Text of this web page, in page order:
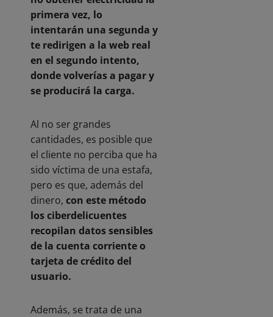
primera vez, lo
intentarán una segunda y
te redirigen a la web real
en el segundo intento,
donde volverías a pagar y
se producirá la carga.
Al no ser grandes
cantidades, es posible que
el cliente no perciba que ha
sido víctima de una estafa,
pero es que, además del
dinero, con este método
los ciberdelicuentes
recopilan datos sensibles
de la cuenta corriente o
tarjeta de crédito del
usuario.
Además, se trata de una